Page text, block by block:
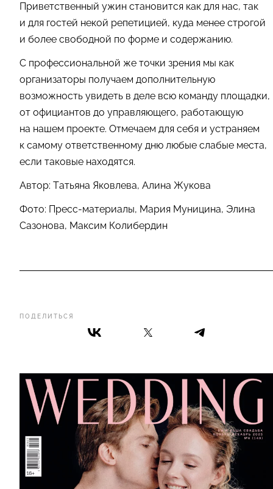
ПОДЕЛИТЬСЯ
Приветственный ужин становится как для нас, так
и для гостей некой репетицией, куда менее строгой
и более свободной по форме и содержанию.
С профессиональной же точки зрения мы как
организаторы получаем дополнительную
возможность увидеть в деле всю команду площадки,
от официантов до управляющего, работающую
на нашем проекте. Отмечаем для себя и устраняем
к самому ответственному дню любые слабые места,
если таковые находятся.
Автор: Татьяна Яковлева, Алина Жукова
Фото: Пресс-материалы, Мария Муницина, Элина
Сазонова, Максим Колибердин